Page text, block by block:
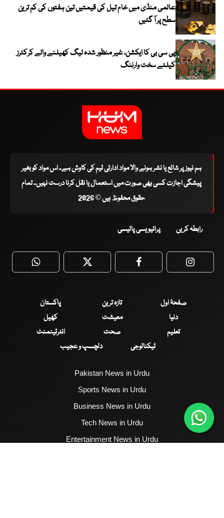
عالمی منڈی میں خام تیل کی قیمتیں تین ہفتوں کی کم ترین
سطح پر آ گئیں
پی سی بی کا ایکشن، غیر منظور شدہ لیگ کھیلنے والے کرکٹرز
کیلئے سخت وارننگ
ہم نیوز پر شائع یا نشر ہونے والا مواد ادارتی ٹیم کی کاوش ہے۔ اس مواد کو بغیر
پیشگی اجازت کسی بھی صورت میں استعمال یا نقل کرنا درست نہیں۔ تمام
حقوق محفوظ ہیں © 2026
رابطہ کریں پرائیویسی پالیسی
WhatsApp Twitter Facebook
صفحۂ اول تازہ ترین
پاکستان
دنیا
معیشت
کھیل
تعلیم
صحت
انٹرٹینمنٹ
ٹیکنالوجی
دلچسپ و عجیب
Pakistan News in Urdu
Sports News in Urdu
Business News in Urdu
Tech News in Urdu
Entertainment News in Urdu